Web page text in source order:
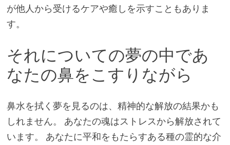
が他人から受けるケアや癒しを示すこともありま
す。
それについての夢の中であ
なたの鼻をこすりながら
鼻水を拭く夢を見るのは、精神的な解放の結果かも
しれません。 あなたの魂はストレスから解放されて
います。 あなたに平和をもたらすある種の霊的な介